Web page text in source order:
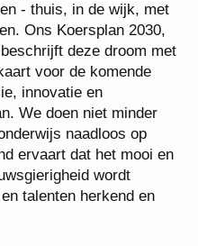
in opvang, maar in
- thuis, in de
en buren. Ons
have a dream’,
en hart. Het is een
jaren, waarin radicale
centraal staan.
dat opvang en
aansluiten, dat elk
is zoals het is, dat
fantasie gevoed